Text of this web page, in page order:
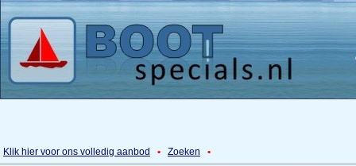
Klik hier voor ons volledig aanbod • Zoeken •